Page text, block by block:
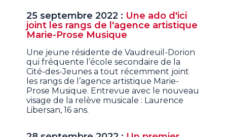
25 septembre 2022 : Une ado d'ici
joint les rangs de l'agence artistique
Marie-Prose Musique
Une jeune résidente de Vaudreuil-Dorion
qui fréquente l’école secondaire de la
Cité-des-Jeunes a tout récemment joint
les rangs de l’agence artistique Marie-
Prose Musique. Entrevue avec le nouveau
visage de la relève musicale : Laurence
Libersan, 16 ans.